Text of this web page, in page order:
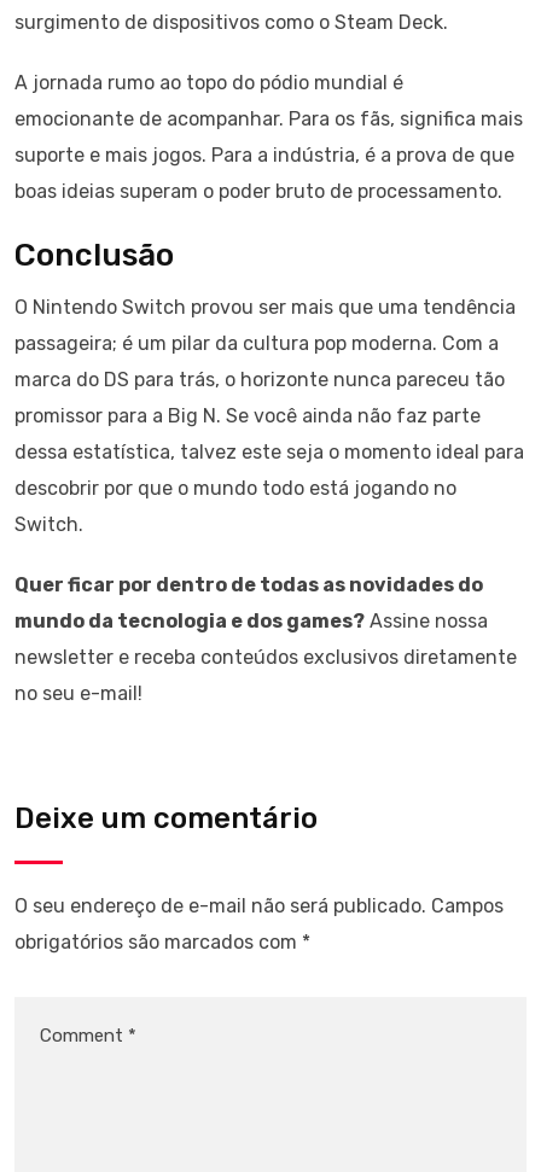
surgimento de dispositivos como o Steam Deck.
A jornada rumo ao topo do pódio mundial é
emocionante de acompanhar. Para os fãs, significa mais
suporte e mais jogos. Para a indústria, é a prova de que
boas ideias superam o poder bruto de processamento.
Conclusão
O Nintendo Switch provou ser mais que uma tendência
passageira; é um pilar da cultura pop moderna. Com a
marca do DS para trás, o horizonte nunca pareceu tão
promissor para a Big N. Se você ainda não faz parte
dessa estatística, talvez este seja o momento ideal para
descobrir por que o mundo todo está jogando no
Switch.
Quer ficar por dentro de todas as novidades do
mundo da tecnologia e dos games? Assine nossa
newsletter e receba conteúdos exclusivos diretamente
no seu e-mail!
Deixe um comentário
O seu endereço de e-mail não será publicado. Campos
obrigatórios são marcados com *